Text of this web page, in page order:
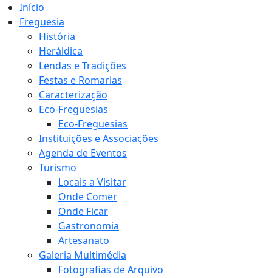
Início
Freguesia
História
Heráldica
Lendas e Tradições
Festas e Romarias
Caracterização
Eco-Freguesias
Eco-Freguesias
Instituições e Associações
Agenda de Eventos
Turismo
Locais a Visitar
Onde Comer
Onde Ficar
Gastronomia
Artesanato
Galeria Multimédia
Fotografias de Arquivo